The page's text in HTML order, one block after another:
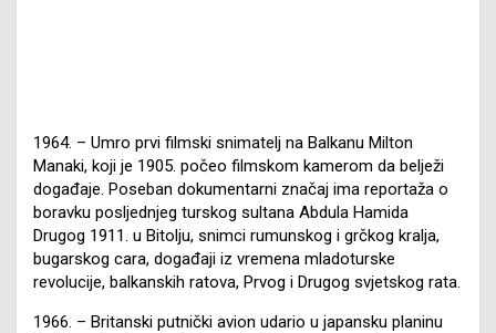
1964. – Umro prvi filmski snimatelj na Balkanu Milton
Manaki, koji je 1905. počeo filmskom kamerom da belježi
događaje. Poseban dokumentarni značaj ima reportaža o
boravku posljednjeg turskog sultana Abdula Hamida
Drugog 1911. u Bitolju, snimci rumunskog i grčkog kralja,
bugarskog cara, događaji iz vremena mladoturske
revolucije, balkanskih ratova, Prvog i Drugog svjetskog rata.
1966. – Britanski putnički avion udario u japansku planinu